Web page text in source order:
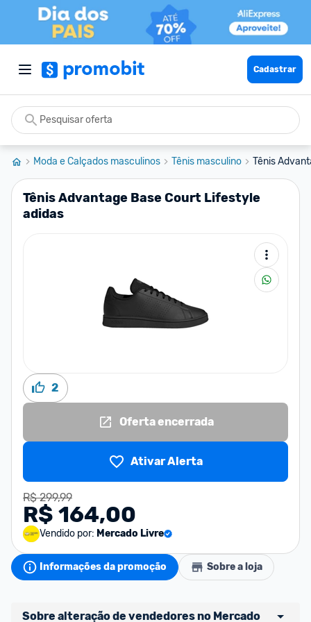
Cadastrar
Moda e Calçados masculinos Tênis masculino Tênis
Tênis Advantage Base Court Lifestyle
adidas
2
Oferta encerrada
Ativar Alerta
R$ 299,99
R$ 164,00
Vendido por: Mercado Livre
Informações da promoção Sobre a loja
Sobre alteração de vendedores no Mercado